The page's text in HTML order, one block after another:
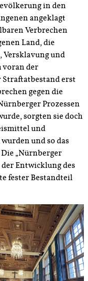
in den
angeklagt
Verbrechen
Land, die
Versklavung und
voran der
Straftatbestand erst
gegen die
Prozessen
sorgten sie doch
und
und so das
„Nürnberger
Entwicklung des
fester Bestandteil